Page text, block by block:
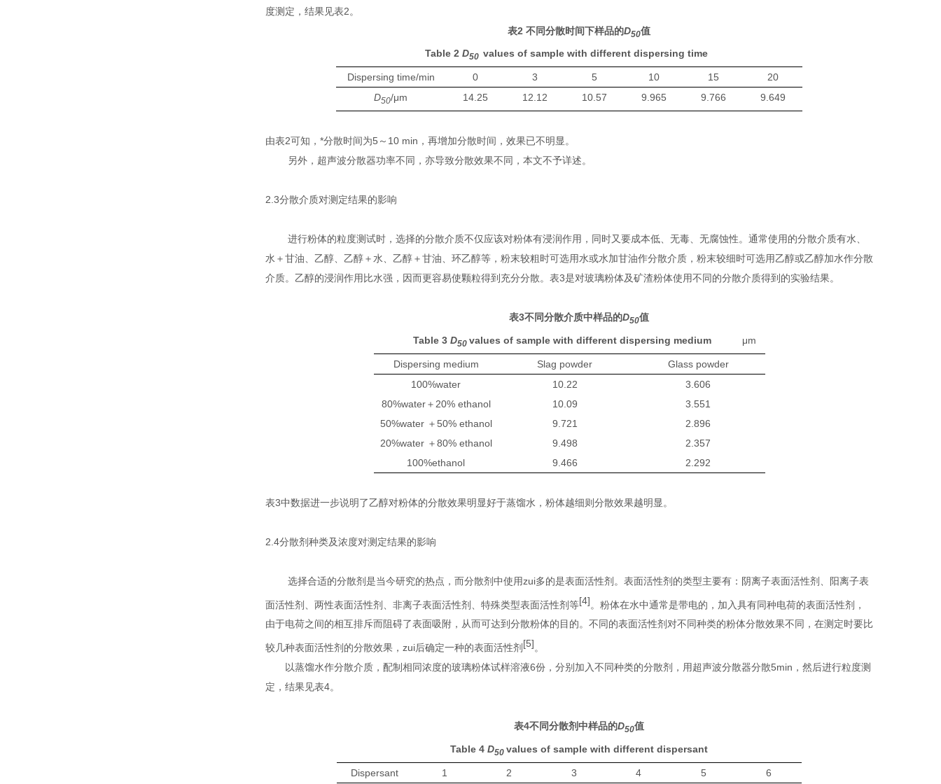
度测定，结果见表2。
表2 不同分散时间下样品的D50值
Table 2 D50 values of sample with different dispersing time
Dispersing time/min 0 3 5 10 15
20
D50/μm 14.25 12.12 10.57 9.965 9.766 9.649
由表2可知，*分散时间为5 ～ 10 min ，再增加分散时间，效果已不明显。
另外，超声波分散器功率不同，亦导致分散效果不同，本文不予详述。
2.3分散介质对测定结果的影响
进行粉体的粒度测试时，选择的分散介质不仅应该对粉体有浸润作用，同时又要成本低、无毒、无腐蚀性。通常使用的分散介质有水、
水＋甘油、乙醇、乙醇＋水、乙醇＋甘油、环乙醇等，粉末较粗时可选用水或水加甘油作分散介质，粉末较细时可选用乙醇或乙醇加水作分散
介质。乙醇的浸润作用比水强，因而更容易使颗粒得到充分分散。表3是对玻璃粉体及矿渣粉体使用不同的分散介质得到的实验结果。
表3不同分散介质中样品的D50值
Table 3 D50 values of sample with different dispersing medium μm
Dispersing medium Slag powder
Glass powder
100%water
80%water＋20% ethanol
50%water ＋50% ethanol
20%water ＋80% ethanol
100%ethanol
10.22
10.09
9.721
9.498
9.466
3.606
3.551
2.896
2.357
2.292
表3中数据进一步说明了乙醇对粉体的分散效果明显好于蒸馏水，粉体越细则分散效果越明显。
2.4分散剂种类及浓度对测定结果的影响
选择合适的分散剂是当今研究的热点，而分散剂中使用zui多的是表面活性剂。表面活性剂的类型主要有：阴离子表面活性剂、阳离子表
面活性剂、两性表面活性剂、非离子表面活性剂、特殊类型表面活性剂等[4]。粉体在水中通常是带电的，加入具有同种电荷的表面活性剂，
由于电荷之间的相互排斥而阻碍了表面吸附，从而可达到分散粉体的目的。不同的表面活性剂对不同种类的粉体分散效果不同，在测定时要比
较几种表面活性剂的分散效果，zui后确定一种的表面活性剂 [5]。
以蒸馏水作分散介质，配制相同浓度的玻璃粉体试样溶液6份，分别加入不同种类的分散剂，用超声波分散器分散5min ，然后进行粒度测
定，结果见表4。
表4不同分散剂中样品的D50值
Table 4 D50 values of sample with different dispersant
Dispersant 1 2 3 4 5 6